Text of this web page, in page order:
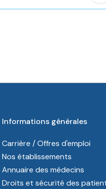
Informations générales
Carrière / Offres d'emploi
Nos établissements
Annuaire des médecins
Droits et sécurité des